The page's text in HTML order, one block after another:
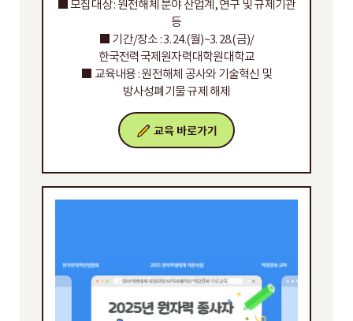
■ 모집대상 : 원전해체 분야 산업계, 연구 및 규제기관
등
■ 기간/장소 : 3. 24.(월)~3. 28.(금)/
한국전력국제원자력대학원대학교
■ 교육내용 : 원전해체 공사와 기술혁신 및
방사성폐기물 규제 해제